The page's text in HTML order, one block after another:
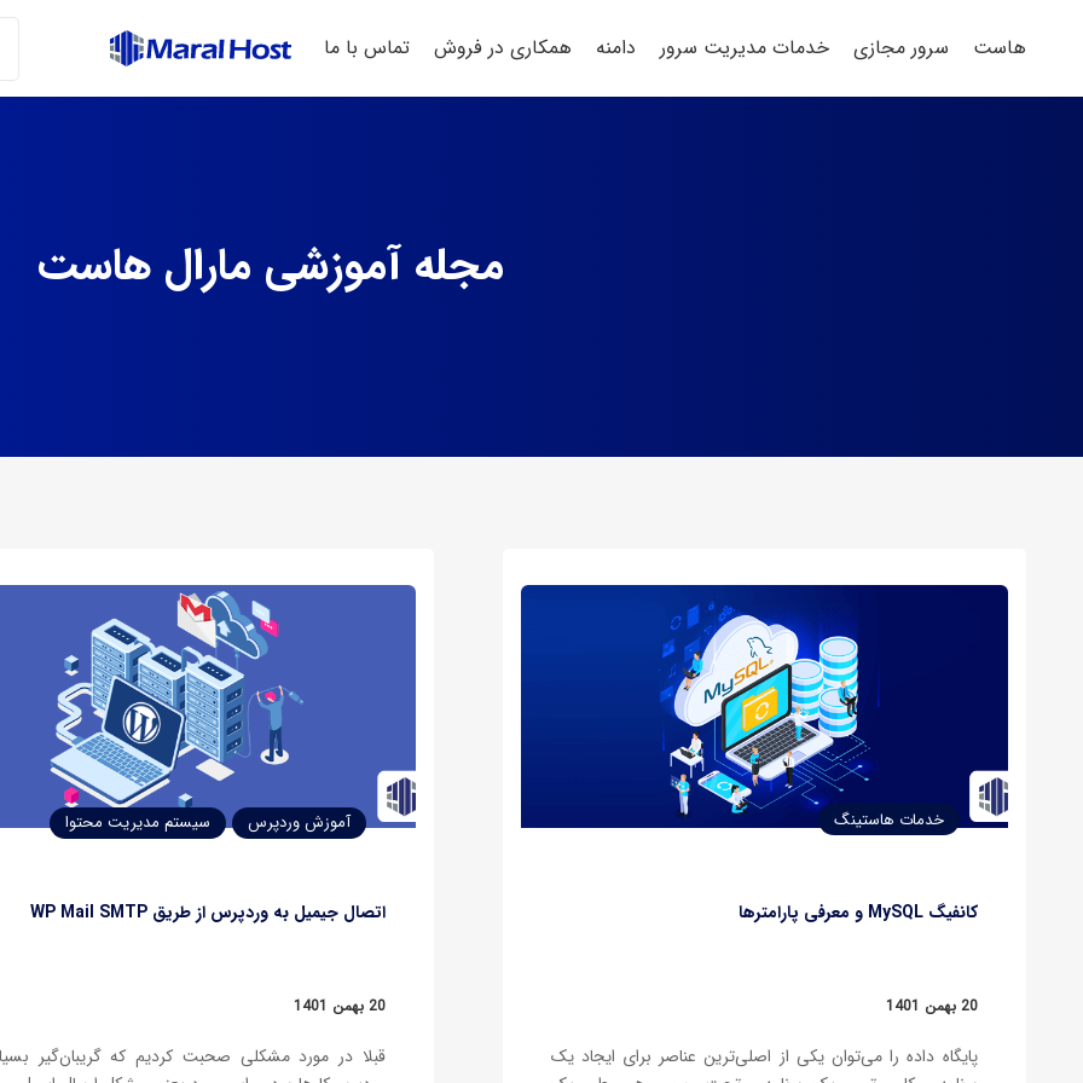
هاست سرور مجازی خدمات مدیریت سرور دامنه همکاری در فروش تماس با ما
مجله آموزشی مارال هاست
خدمات هاستینگ
کانفیگ MySQL و معرفی پارامترها
20 بهمن 1401
پایگاه داده را می‌توان یکی از اصلی‌ترین عناصر برای ایجاد یک
آموزش وردپرس سیستم مدیریت محتوا
اتصال جیمیل به وردپرس از طریق WP Mail SMTP
20 بهمن 1401
قبلا در مورد مشکلی صحبت کردیم که گریبان‌گیر